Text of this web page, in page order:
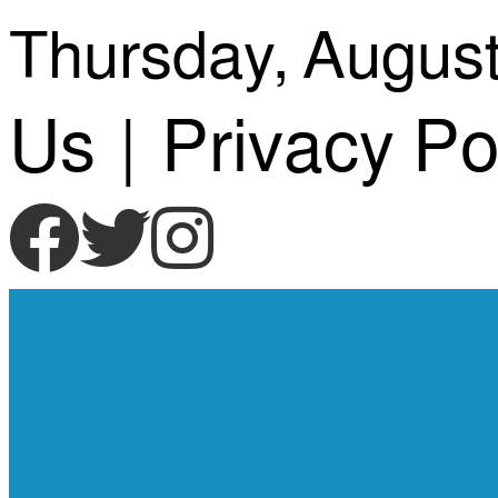
Skip
to
content
Thursday,
Us | Privacy